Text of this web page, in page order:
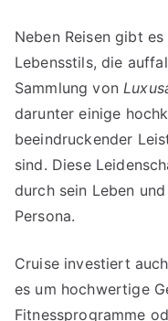
Neben Reisen gibt
Lebensstils, die
Sammlung von
darunter einige
beeindruckender
sind. Diese
durch sein Leben
Persona.
Cruise investiert
es um hochwertige
Fitnessprogramme